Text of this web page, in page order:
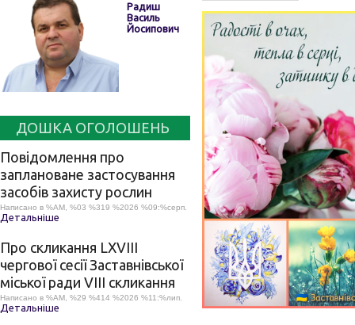
Радиш
Василь
Йосипович
ДОШКА ОГОЛОШЕНЬ
Повідомлення про
заплановане застосування
засобів захисту рослин
Написано в %AM, %03 %319 %2026 %09:%серп.
Детальніше
Про скликання LХVІІІ
чергової сесії Заставнівської
міської ради VIII скликання
Написано в %AM, %29 %414 %2026 %11:%лип.
Детальніше